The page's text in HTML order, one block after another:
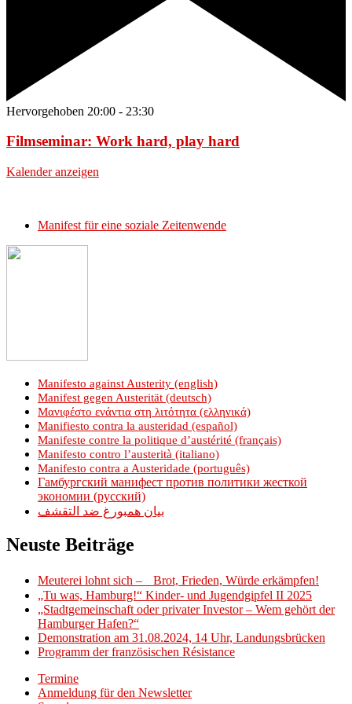
Hervorgehoben 20:00 - 23:30
Filmseminar: Work hard, play hard
Kalender anzeigen
Manifest für eine soziale Zeitenwende
Manifesto against Austerity (english)
Manifest gegen Austerität (deutsch)
Μανιφέστο ενάντια στη λιτότητα (ελληνικά)
Manifiesto contra la austeridad (español)
Manifeste contre la politique d’austérité (français)
Manifesto contro l’austerità (italiano)
Manifesto contra a Austeridade (português)
Гамбургский манифест против политики жесткой
экономии (русский)
بيان همبورغ ضد التقشف
Neuste Beiträge
Meuterei lohnt sich – Brot, Frieden, Würde erkämpfen!
„Tu was, Hamburg!“ Kinder- und Jugendgipfel II 2025
„Stadtgemeinschaft oder privater Investor – Wem gehört der
Hamburger Hafen?“
Demonstration am 31.08.2024, 14 Uhr, Landungsbrücken
Programm der französischen Résistance
Termine
Anmeldung für den Newsletter